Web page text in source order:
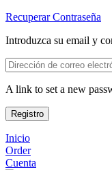
Recuperar Contraseña
Introduzca su email y
A link to set a new
Registro
Inicio
Order
Cuenta